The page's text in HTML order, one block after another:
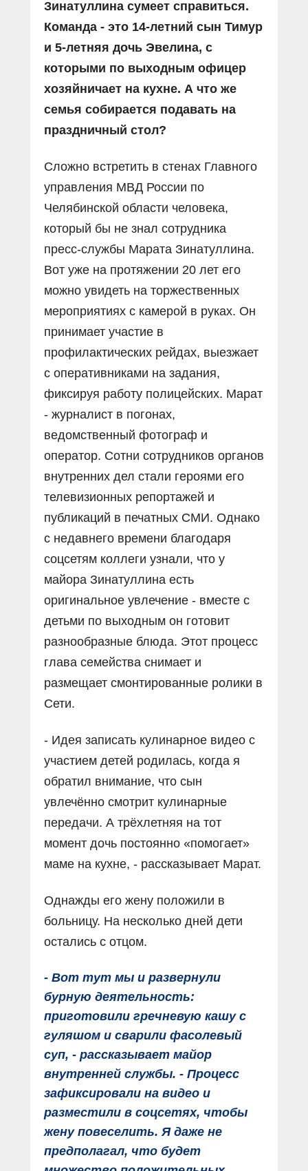
Зинатуллина сумеет справиться.
Команда - это 14-летний сын Тимур
и 5-летняя дочь Эвелина, с
которыми по выходным офицер
хозяйничает на кухне. А что же
семья собирается подавать на
праздничный стол?
Сложно встретить в стенах Главного
управления МВД России по
Челябинской области человека,
который бы не знал сотрудника
пресс-службы Марата Зинатуллина.
Вот уже на протяжении 20 лет его
можно увидеть на торжественных
мероприятиях с камерой в руках. Он
принимает участие в
профилактических рейдах, выезжает
с оперативниками на задания,
фиксируя работу полицейских. Марат
- журналист в погонах,
ведомственный фотограф и
оператор. Сотни сотрудников органов
внутренних дел стали героями его
телевизионных репортажей и
публикаций в печатных СМИ. Однако
с недавнего времени благодаря
соцсетям коллеги узнали, что у
майора Зинатуллина есть
оригинальное увлечение - вместе с
детьми по выходным он готовит
разнообразные блюда. Этот процесс
глава семейства снимает и
размещает смонтированные ролики в
Сети.
- Идея записать кулинарное видео с
участием детей родилась, когда я
обратил внимание, что сын
увлечённо смотрит кулинарные
передачи. А трёхлетняя на тот
момент дочь постоянно «помогает»
маме на кухне, - рассказывает Марат.
Однажды его жену положили в
больницу. На несколько дней дети
остались с отцом.
- Вот тут мы и развернули
бурную деятельность:
приготовили гречневую кашу с
гуляшом и сварили фасолевый
суп, - рассказывает майор
внутренней службы. - Процесс
зафиксировали на видео и
разместили в соцсетях, чтобы
жену повеселить. Я даже не
предполагал, что будет